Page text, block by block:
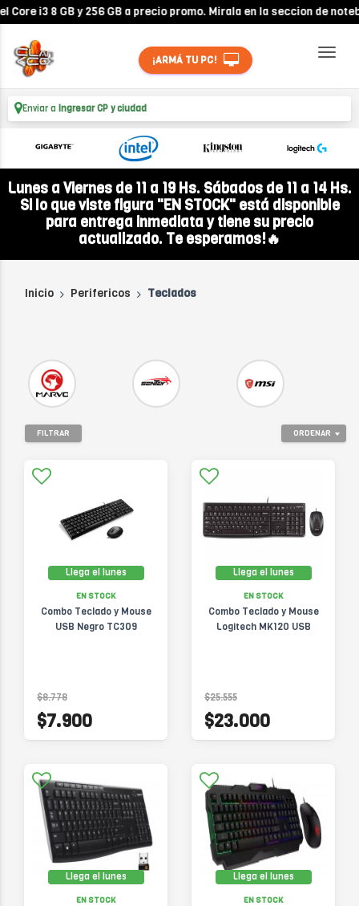
8 GB y 256 GB a precio promo. Mirala en la seccion de notebooks!
¡ARMÁ TU PC!
Enviar a Ingresar CP y ciudad
Lunes a Viernes de 11 a 19 Hs. Sábados de 11 a 14 Hs.
Si lo que viste figura "EN STOCK" está disponible
para entrega inmediata y tiene su precio
actualizado. Te esperamos!🔥
Inicio Perifericos Teclados
ORDENAR
FILTRAR
Llega el lunes
EN STOCK
Combo Teclado y Mouse
USB Negro TC309
$8.778
$7.900
Llega el lunes
EN STOCK
Combo Teclado y Mouse
Logitech MK120 USB
$25.555
$23.000
Llega el lunes
EN STOCK
Llega el lunes
EN STOCK